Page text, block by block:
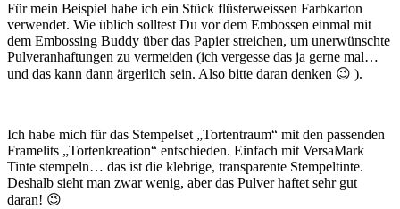
Für mein Beispiel habe ich ein Stück flüsterweissen Farbkarton
verwendet. Wie üblich solltest Du vor dem Embossen einmal mit
dem Embossing Buddy über das Papier streichen, um unerwünschte
Pulveranhaftungen zu vermeiden (ich vergesse das ja gerne mal…
und das kann dann ärgerlich sein. Also bitte daran denken 😉 ).
Ich habe mich für das Stempelset „Tortentraum“ mit den passenden
Framelits „Tortenkreation“ entschieden. Einfach mit VersaMark
Tinte stempeln… das ist die klebrige, transparente Stempeltinte.
Deshalb sieht man zwar wenig, aber das Pulver haftet sehr gut
daran! 😉